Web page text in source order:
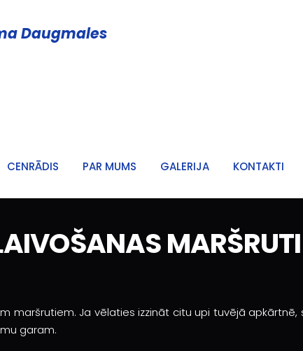
Daugmales
CENRĀDIS PAR MUMS GALERIJA KONTAKTI
MARŠRUTI
maršrutiem. Ja vēlaties izzināt citu upi tuvējā
garam.